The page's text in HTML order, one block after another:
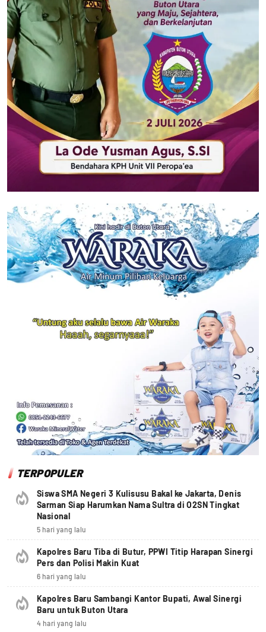
TERPOPULER
Siswa SMA Negeri 3 Kulisusu Bakal ke Jakarta, Denis
Sarman Siap Harumkan Nama Sultra di O2SN Tingkat
Nasional
5 hari yang lalu
Kapolres Baru Tiba di Butur, PPWI Titip Harapan Sinergi
Pers dan Polisi Makin Kuat
6 hari yang lalu
Kapolres Baru Sambangi Kantor Bupati, Awal Sinergi
Baru untuk Buton Utara
4 hari yang lalu